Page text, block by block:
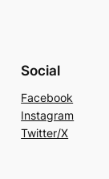
Social
Facebook
Instagram
Twitter/X